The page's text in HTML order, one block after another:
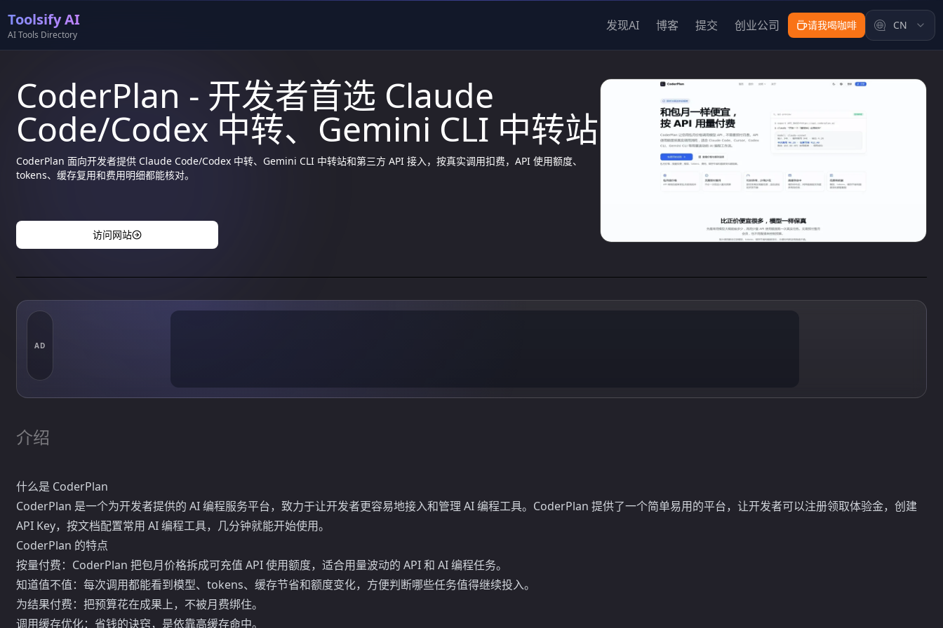
Toolsify AI
AI Tools Directory
发现AI 博客 提交 创业公司 请我喝咖啡 CN
CoderPlan - 开发者首选 Claude
Code/Codex 中转、Gemini CLI 中转站
CoderPlan 面向开发者提供 Claude Code/Codex 中转、Gemini CLI 中转站和第三方 API 接入，按真实调用扣费，API 使用额度、
tokens、缓存复用和费用明细都能核对。
访问网站
AD
介绍
什么是 CoderPlan
CoderPlan 是一个为开发者提供的 AI 编程服务平台，致力于让开发者更容易地接入和管理 AI 编程工具。CoderPlan 提供了一个简单易用的平台，让开发者可以注册领取体验金，创建
API Key，按文档配置常用 AI 编程工具，几分钟就能开始使用。
CoderPlan 的特点
按量付费：CoderPlan 把包月价格拆成可充值 API 使用额度，适合用量波动的 API 和 AI 编程任务。
知道值不值：每次调用都能看到模型、tokens、缓存节省和额度变化，方便判断哪些任务值得继续投入。
为结果付费：把预算花在成果上，不被月费绑住。
调用缓存优化：省钱的诀窍，是依靠高缓存命中。